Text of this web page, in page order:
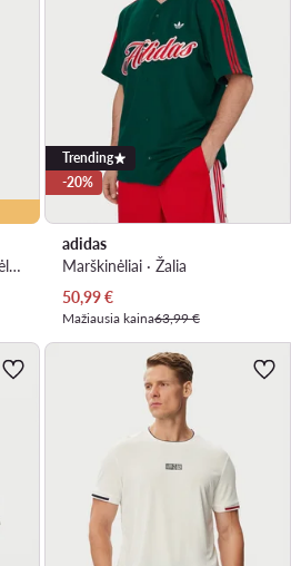
Džinsiniai šortai · Šviesiai mėlyna
Trending
-20%
adidas
Marškinėliai · Žalia
Dabartinė kaina
50,99€
Mažiausia kaina63,99 €